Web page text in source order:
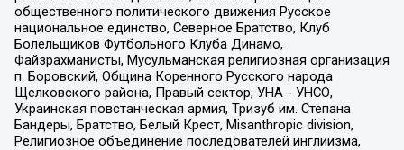
общественного политического движения Русское
национальное единство, Северное Братство, Клуб
Болельщиков Футбольного Клуба Динамо,
Файзрахманисты, Мусульманская религиозная организация
п. Боровский, Община Коренного Русского народа
Щелковского района, Правый сектор, УНА - УНСО,
Украинская повстанческая армия, Тризуб им. Степана
Бандеры, Братство, Белый Крест, Misanthropic division,
Религиозное объединение последователей инглиизма,